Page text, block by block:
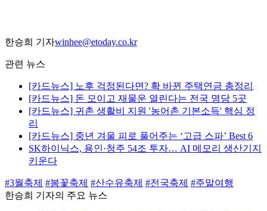
한승희 기자winhee@etoday.co.kr
관련 뉴스
[카드뉴스] 노후 걱정된다면? 확 바뀐 주택연금 총정리
[카드뉴스] 돈 모이고 재물운 열린다는 전국 명당 5곳
[카드뉴스] 귀촌 생활비 지원 '농어촌 기본소득' 핵심 정
리
[카드뉴스] 중년 겨울 피로 풀어주는 ‘고급 스파’ Best 6
SK하이닉스, 용인·청주 54조 투자… AI 메모리 생산기지
키운다
#3월축제 #봄꽃축제 #산수유축제 #전국축제 #주말여행
한승희 기자의 주요 뉴스